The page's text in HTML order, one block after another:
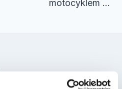
motocyklem …